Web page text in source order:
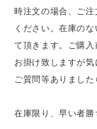
時注文の場合、ご
ください。在庫の
て頂きます。ご購
お掛け致しますが
ご質問等ありまし
在庫限り、早い者